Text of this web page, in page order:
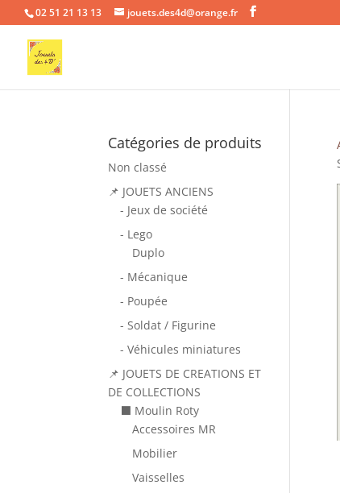
02 51 21 13 13 jouets.des4d@orange.fr
Catégories de produits
Non classé
📌 JOUETS ANCIENS
- Jeux de société
- Lego
Duplo
- Mécanique
- Poupée
- Soldat / Figurine
- Véhicules miniatures
📌 JOUETS DE CREATIONS ET
DE COLLECTIONS
⬛ Moulin Roty
Accessoires MR
Mobilier
Vaisselles